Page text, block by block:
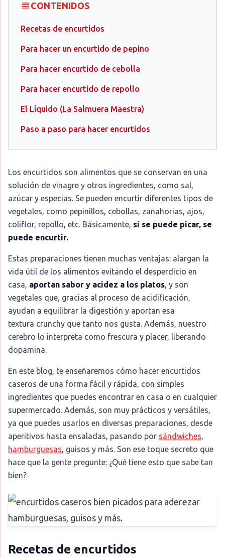
CONTENIDOS
Recetas de encurtidos
Para hacer un encurtido de pepino
Para hacer encurtido de cebolla
Para hacer encurtido de repollo
El Líquido (La Salmuera Maestra)
Paso a paso para hacer encurtidos
Los encurtidos son alimentos que se conservan en una
solución de vinagre y otros ingredientes, como sal,
azúcar y especias. Se pueden encurtir diferentes tipos de
vegetales, como pepinillos, cebollas, zanahorias, ajos,
coliflor, repollo, etc. Básicamente, si se puede picar, se
puede encurtir.
Estas preparaciones tienen muchas ventajas: alargan la
vida útil de los alimentos evitando el desperdicio en
casa, aportan sabor y acidez a los platos, y son
vegetales que, gracias al proceso de acidificación,
ayudan a equilibrar la digestión y aportan esa
textura crunchy que tanto nos gusta. Además, nuestro
cerebro lo interpreta como frescura y placer, liberando
dopamina.
En este blog, te enseñaremos cómo hacer encurtidos
caseros de una forma fácil y rápida, con simples
ingredientes que puedes encontrar en casa o en cualquier
supermercado. Además, son muy prácticos y versátiles,
ya que puedes usarlos en diversas preparaciones, desde
aperitivos hasta ensaladas, pasando por sándwiches,
hamburguesas, guisos y más. Son ese toque secreto que
hace que la gente pregunte: ¿Qué tiene esto que sabe tan
bien?
Recetas de encurtidos